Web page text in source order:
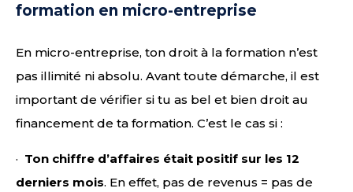
formation en micro-entreprise
En micro-entreprise, ton droit à la formation n’est
pas illimité ni absolu. Avant toute démarche, il est
important de vérifier si tu as bel et bien droit au
financement de ta formation. C’est le cas si :
· Ton chiffre d’affaires était positif sur les 12
derniers mois. En effet, pas de revenus = pas de